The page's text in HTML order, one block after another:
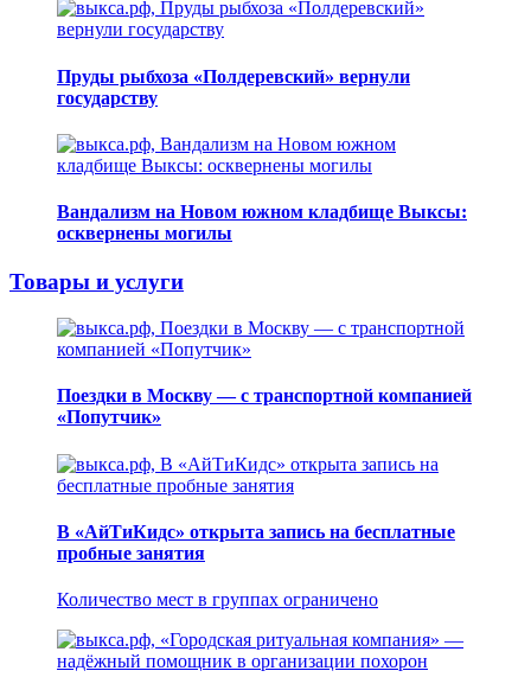
Пруды рыбхоза «Полдеревский» вернули
государству
Вандализм на Новом южном кладбище Выксы:
осквернены могилы
Товары и услуги
Поездки в Москву — с транспортной компанией
«Попутчик»
В «АйТиКидс» открыта запись на бесплатные
пробные занятия
Количество мест в группах ограничено